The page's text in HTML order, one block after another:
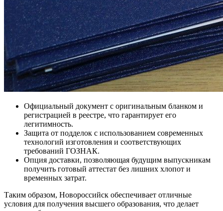
Официальный документ с оригинальным бланком и
регистрацией в реестре, что гарантирует его
легитимность.
Защита от подделок с использованием современных
технологий изготовления и соответствующих
требований ГОЗНАК.
Опция доставки, позволяющая будущим выпускникам
получить готовый аттестат без лишних хлопот и
временных затрат.
Таким образом, Новороссийск обеспечивает отличные
условия для получения высшего образования, что делает